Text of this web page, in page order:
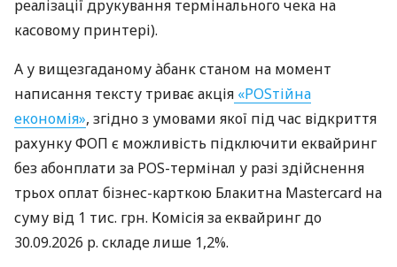
реалізації друкування термінального чека на
касовому принтері).
А у вищезгаданому àбанк станом на момент
написання тексту триває акція «POSтійна
економія», згідно з умовами якої під час відкриття
рахунку ФОП є можливість підключити еквайринг
без абонплати за POS-термінал у разі здійснення
трьох оплат бізнес-карткою Блакитна Mastercard на
суму від 1 тис. грн. Комісія за еквайринг до
30.09.2026 р. складе лише 1,2%.